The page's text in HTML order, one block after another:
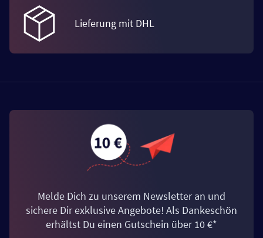
Lieferung mit DHL
Melde Dich zu unserem Newsletter an und
sichere Dir exklusive Angebote! Als Dankeschön
erhältst Du einen Gutschein über 10 €*